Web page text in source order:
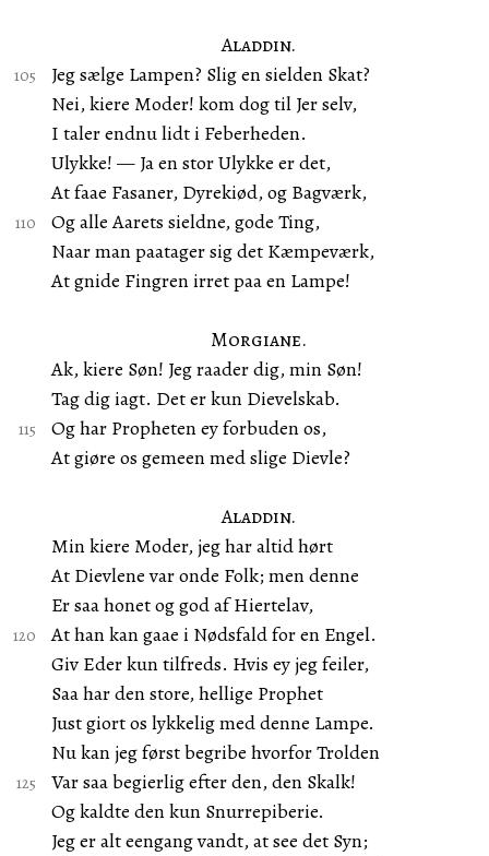
Aladdin.
Jeg sælge Lampen? Slig en sielden Skat?
Nei, kiere Moder! kom dog til Jer selv,
I taler endnu lidt i Feberheden.
Ulykke! — Ja en stor Ulykke er det,
At faae Fasaner, Dyrekiød, og Bagværk,
Og alle Aarets sieldne, gode Ting,
Naar man paatager sig det Kæmpeværk,
At gnide Fingren irret paa en Lampe!
Morgiane.
Ak, kiere Søn! Jeg raader dig, min Søn!
Tag dig iagt. Det er kun Dievelskab.
Og har Propheten ey forbuden os,
At giøre os gemeen med slige Dievle?
Aladdin.
Min kiere Moder, jeg har altid hørt
At Dievlene var onde Folk; men denne
Er saa honet og god af Hiertelav,
At han kan gaae i Nødsfald for en Engel.
Giv Eder kun tilfreds. Hvis ey jeg feiler,
Saa har den store, hellige Prophet
Just giort os lykkelig med denne Lampe.
Nu kan jeg først begribe hvorfor Trolden
Var saa begierlig efter den, den Skalk!
Og kaldte den kun Snurrepiberie.
Jeg er alt eengang vandt, at see det Syn;